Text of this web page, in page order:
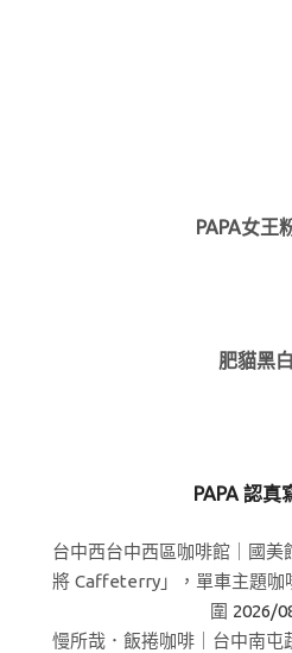
PAPA女王
肥貓黑
PAPA 認真
台中西台中西區咖啡館｜國美
將 Caffeterry」，單車主題咖
圍 2026/
慢所哉．飯捲咖啡｜台中南屯